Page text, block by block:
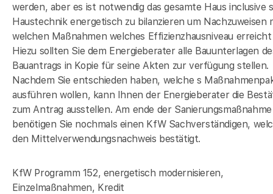
werden, aber es ist notwendig das gesamte Haus inclusive
Haustechnik energetisch zu bilanzieren um Nachzuweisen
welchen Maßnahmen welches Effizienzhausniveau
Hiezu sollten Sie dem Energieberater alle Bauunterlagen
Bauantrags in Kopie für seine Akten zur verfügung stellen.
Nachdem Sie entschieden haben, welche s
ausführen wollen, kann Ihnen der Energieberater die
zum Antrag ausstellen. Am ende der Sanierungsmaßnahme
benötigen Sie nochmals einen KfW Sachverständigen,
den Mittelverwendungsnachweis bestätigt.
KfW Programm 152, energetisch modernisieren,
Einzelmaßnahmen, Kredit